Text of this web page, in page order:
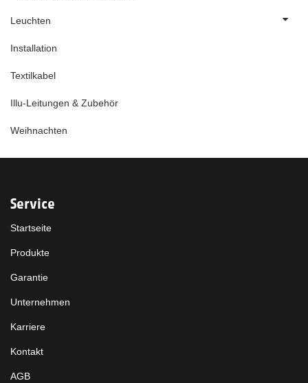
Leuchten
Installation
Textilkabel
Illu-Leitungen & Zubehör
Weihnachten
Service
Startseite
Produkte
Garantie
Unternehmen
Karriere
Kontakt
AGB